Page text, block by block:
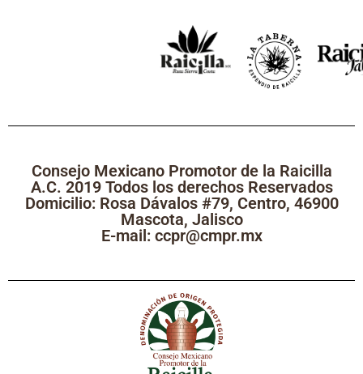
Consejo Mexicano Promotor de la Raicilla
A.C. 2019 Todos los derechos Reservados
Domicilio: Rosa Dávalos #79, Centro, 46900
Mascota, Jalisco
E-mail: ccpr@cmpr.mx